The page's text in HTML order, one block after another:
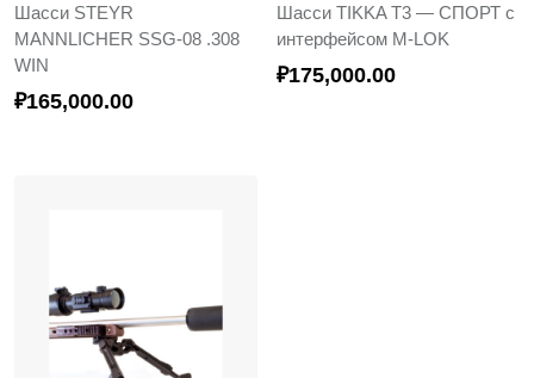
Шасси STEYR
MANNLICHER SSG-08 .308
WIN
₽165,000.00
Шасси TIKKA T3 — СПОРТ c
интерфейсом M-LOK
₽175,000.00